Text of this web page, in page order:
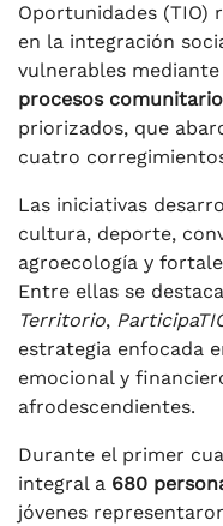
Oportunidades (TIO)
en la integración
vulnerables
procesos
priorizados, que
cuatro
Las iniciativas
cultura, deporte,
agroecología y
Entre ellas se
Territorio,
estrategia enfocada
emocional y
afrodescendientes.
Durante el primer
integral a 680
jóvenes